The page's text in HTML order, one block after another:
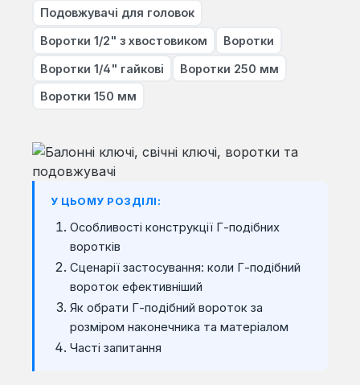
Подовжувачі для головок
Воротки 1/2" з хвостовиком Воротки
Воротки 1/4" гайкові Воротки 250 мм
Воротки 150 мм
У ЦЬОМУ РОЗДІЛІ:
Особливості конструкції Г-подібних
воротків
Сценарії застосування: коли Г-подібний
вороток ефективніший
Як обрати Г-подібний вороток за
розміром наконечника та матеріалом
Часті запитання